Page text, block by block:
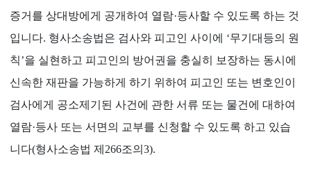
증거를 상대방에게 공개하여 열람·등사할 수 있도록 하는 것
입니다. 형사소송법은 검사와 피고인 사이에 ‘무기대등의 원
칙’을 실현하고 피고인의 방어권을 충실히 보장하는 동시에
신속한 재판을 가능하게 하기 위하여 피고인 또는 변호인이
검사에게 공소제기된 사건에 관한 서류 또는 물건에 대하여
열람·등사 또는 서면의 교부를 신청할 수 있도록 하고 있습
니다(형사소송법 제266조의3).